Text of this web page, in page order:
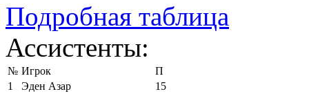
Подробная таблица
Ассистенты:
№ Игрок
П
1
Эден Азар
15